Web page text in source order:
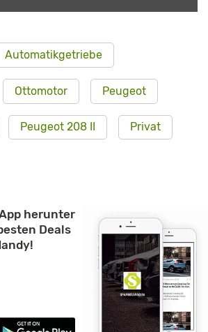
Automatikgetriebe
Ottomotor Peugeot
Peugeot 208 II Privat
herunter
Deals